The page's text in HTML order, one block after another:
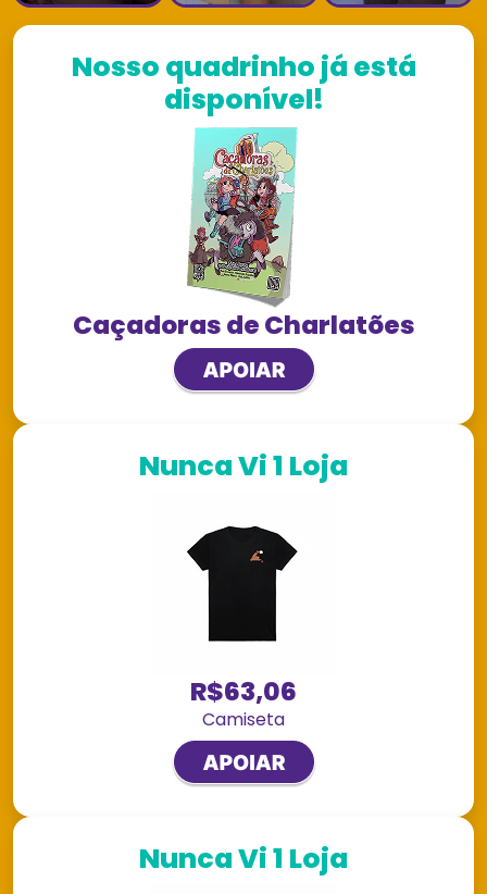
Nosso quadrinho já está
disponível!
Caçadoras de Charlatões
Nunca Vi 1 Loja
R$63,06
Camiseta
Nunca Vi 1 Loja